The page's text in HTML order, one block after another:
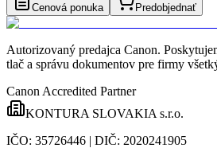
Cenová ponuka Predobjednať
Autorizovaný predajca Canon.
tlač a správu dokumentov pre firmy
Canon Accredited Partner
KONTURA SLOVAKIA s.r.o.
IČO: 35726446 | DIČ: 2020241905